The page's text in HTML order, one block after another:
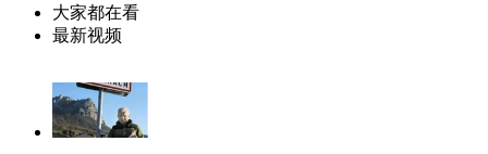
大家都在看
最新视频